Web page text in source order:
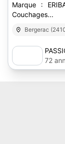
Marque :
Couchages...
Bergerac
72